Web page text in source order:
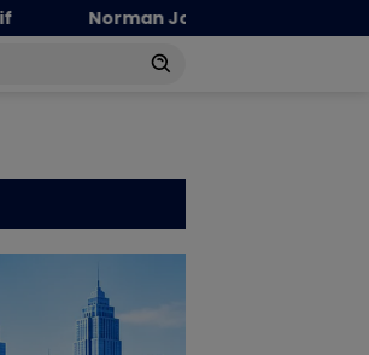
Cocok Perkuat Regenerasi dan